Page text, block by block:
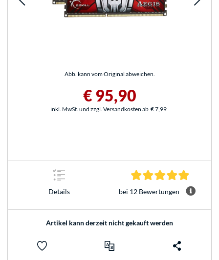
Abb. kann vom Original abweichen.
€ 95,90
inkl. MwSt. und zzgl. Versandkosten ab € 7,99
Details bei 12 Bewertungen
Artikel kann derzeit nicht gekauft werden